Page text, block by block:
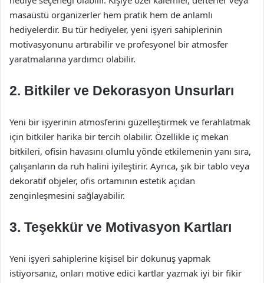
masaüstü organizerler hem pratik hem de anlamlı
hediyelerdir. Bu tür hediyeler, yeni işyeri sahiplerinin
motivasyonunu artırabilir ve profesyonel bir atmosfer
yaratmalarına yardımcı olabilir.
2. Bitkiler ve Dekorasyon Unsurları
Yeni bir işyerinin atmosferini güzelleştirmek ve ferahlatmak
için bitkiler harika bir tercih olabilir. Özellikle iç mekan
bitkileri, ofisin havasını olumlu yönde etkilemenin yanı sıra,
çalışanların da ruh halini iyileştirir. Ayrıca, şık bir tablo veya
dekoratif objeler, ofis ortamının estetik açıdan
zenginleşmesini sağlayabilir.
3. Teşekkür ve Motivasyon Kartları
Yeni işyeri sahiplerine kişisel bir dokunuş yapmak
istiyorsanız, onları motive edici kartlar yazmak iyi bir fikir